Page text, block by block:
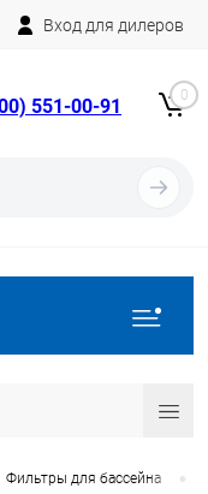
Вход для дилеров
551-00-91 0
Фильтры для бассейна •